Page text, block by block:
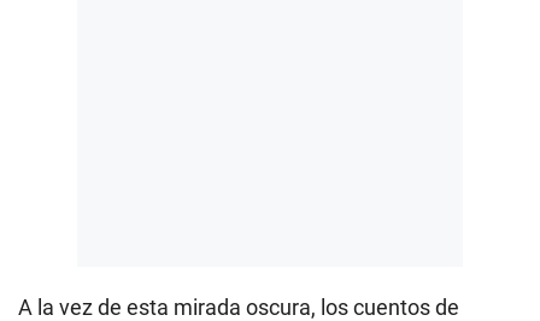
A la vez de esta mirada oscura, los cuentos de